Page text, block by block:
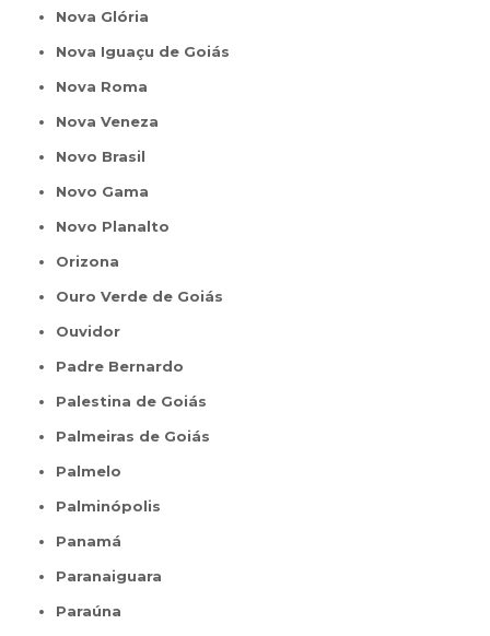
Nova Glória
Nova Iguaçu de Goiás
Nova Roma
Nova Veneza
Novo Brasil
Novo Gama
Novo Planalto
Orizona
Ouro Verde de Goiás
Ouvidor
Padre Bernardo
Palestina de Goiás
Palmeiras de Goiás
Palmelo
Palminópolis
Panamá
Paranaiguara
Paraúna